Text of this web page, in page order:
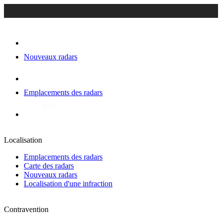
Nouveaux radars
Emplacements des radars
Localisation
Emplacements des radars
Carte des radars
Nouveaux radars
Localisation d'une infraction
Contravention